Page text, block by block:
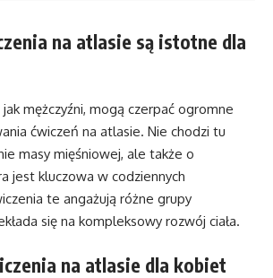
na atlasie są istotne dla
mężczyźni, mogą czerpać ogromne
ćwiczeń na atlasie. Nie chodzi tu
masy mięśniowej, ale także o
jest kluczowa w codziennych
te angażują różne grupy
się na kompleksowy rozwój ciała.
na atlasie dla kobiet